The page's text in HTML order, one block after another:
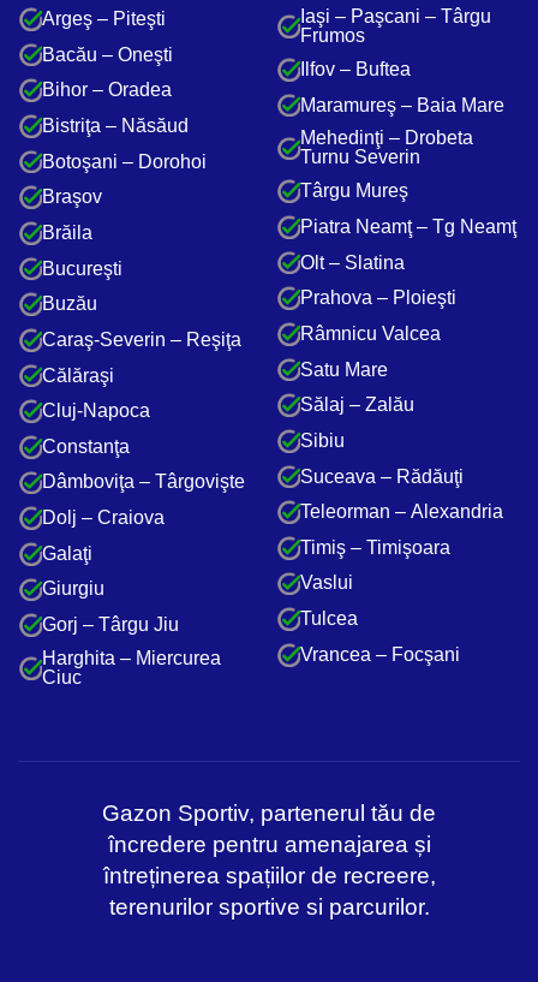
Argeş – Piteşti
Bacău – Oneşti
Bihor – Oradea
Bistriţa – Năsăud
Botoşani – Dorohoi
Braşov
Brăila
Bucureşti
Buzău
Caraş-Severin – Reşiţa
Călăraşi
Cluj-Napoca
Constanţa
Dâmboviţa – Târgovişte
Dolj – Craiova
Galaţi
Giurgiu
Gorj – Târgu Jiu
Harghita – Miercurea
Ciuc
Iaşi – Paşcani – Târgu
Frumos
Ilfov – Buftea
Maramureş – Baia Mare
Mehedinţi – Drobeta
Turnu Severin
Târgu Mureş
Piatra Neamţ – Tg Neamţ
Olt – Slatina
Prahova – Ploieşti
Râmnicu Valcea
Satu Mare
Sălaj – Zalău
Sibiu
Suceava – Rădăuţi
Teleorman – Alexandria
Timiş – Timişoara
Vaslui
Tulcea
Vrancea – Focşani
Gazon Sportiv, partenerul tău de
încredere pentru amenajarea și
întreținerea spațiilor de recreere,
terenurilor sportive si parcurilor.